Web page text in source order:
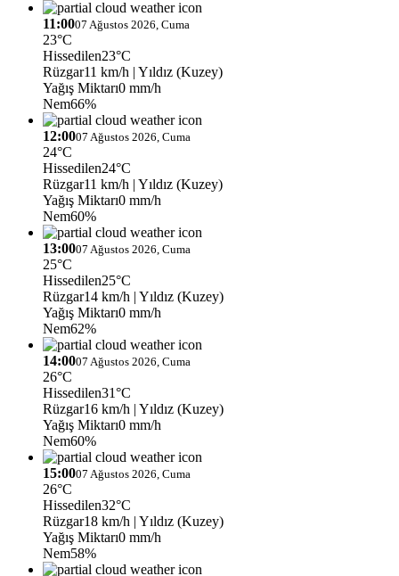
11:0007 Ağustos 2026, Cuma
23°C
Hissedilen23°C
Rüzgar11 km/h | Yıldız (Kuzey)
Yağış Miktarı0 mm/h
Nem66%
12:0007 Ağustos 2026, Cuma
24°C
Hissedilen24°C
Rüzgar11 km/h | Yıldız (Kuzey)
Yağış Miktarı0 mm/h
Nem60%
13:0007 Ağustos 2026, Cuma
25°C
Hissedilen25°C
Rüzgar14 km/h | Yıldız (Kuzey)
Yağış Miktarı0 mm/h
Nem62%
14:0007 Ağustos 2026, Cuma
26°C
Hissedilen31°C
Rüzgar16 km/h | Yıldız (Kuzey)
Yağış Miktarı0 mm/h
Nem60%
15:0007 Ağustos 2026, Cuma
26°C
Hissedilen32°C
Rüzgar18 km/h | Yıldız (Kuzey)
Yağış Miktarı0 mm/h
Nem58%